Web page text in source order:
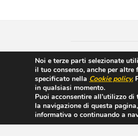
Copyright © 2018
Hyppocratica S.P.A.
Sottoposto alla
Noi e terze parti selezionate
il tuo consenso, anche per
specificato nella Cookie policy.
in qualsiasi momento.
Puoi acconsentire all’utilizzo
la navigazione di questa
informativa o continuando a